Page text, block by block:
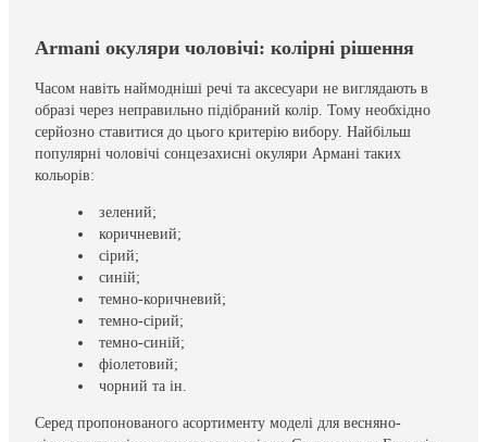
Armani окуляри чоловічі: колірні рішення
Часом навіть наймодніші речі та аксесуари не виглядають в
образі через неправильно підібраний колір. Тому необхідно
серйозно ставитися до цього критерію вибору. Найбільш
популярні чоловічі сонцезахисні окуляри Армані таких
кольорів:
зелений;
коричневий;
сірий;
синій;
темно-коричневий;
темно-сірий;
темно-синій;
фіолетовий;
чорний та ін.
Серед пропонованого асортименту моделі для весняно-